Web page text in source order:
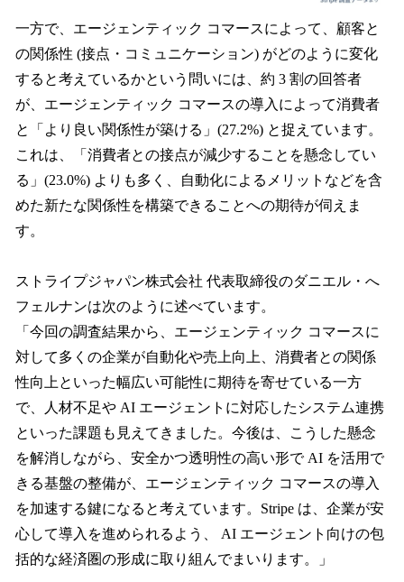
一方で、エージェンティック コマースによって、顧客と
の関係性 (接点・コミュニケーション) がどのように変化
すると考えているかという問いには、約 3 割の回答者
が、エージェンティック コマースの導入によって消費者
と「より良い関係性が築ける」(27.2%) と捉えています。
これは、「消費者との接点が減少することを懸念してい
る」(23.0%) よりも多く、自動化によるメリットなどを含
めた新たな関係性を構築できることへの期待が伺えま
す。
ストライプジャパン株式会社 代表取締役のダニエル・へ
フェルナンは次のように述べています。
「今回の調査結果から、エージェンティック コマースに
対して多くの企業が自動化や売上向上、消費者との関係
性向上といった幅広い可能性に期待を寄せている一方
で、人材不足や AI エージェントに対応したシステム連携
といった課題も見えてきました。今後は、こうした懸念
を解消しながら、安全かつ透明性の高い形で AI を活用で
きる基盤の整備が、エージェンティック コマースの導入
を加速する鍵になると考えています。Stripe は、企業が安
心して導入を進められるよう、 AI エージェント向けの包
括的な経済圏の形成に取り組んでまいります。」